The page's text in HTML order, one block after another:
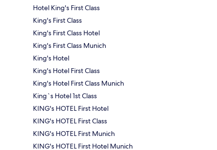
Hotel King's First Class
King's First Class
King's First Class Hotel
King's First Class Munich
King's Hotel
King's Hotel First Class
King's Hotel First Class Munich
King`s Hotel 1st Class
KING's HOTEL First Hotel
KING's HOTEL First Class
KING's HOTEL First Munich
KING's HOTEL First Hotel Munich